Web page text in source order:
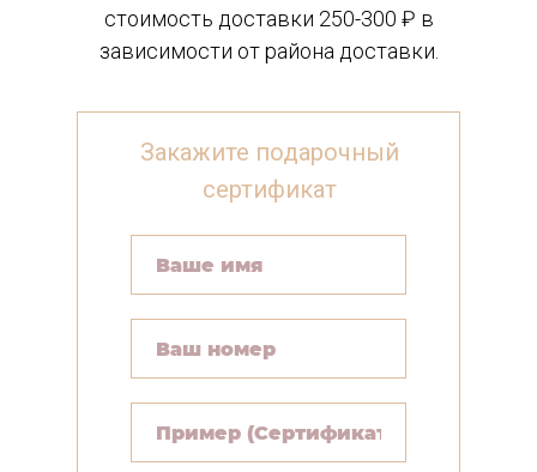
стоимость доставки 250-300 ₽ в
зависимости от района доставки.
Закажите подарочный
сертификат